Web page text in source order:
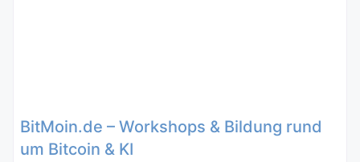
BitMoin.de – Workshops & Bildung rund
um Bitcoin & KI